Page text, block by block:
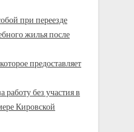
при переезде
жилья после
предоставляет
без участия в
Кировской